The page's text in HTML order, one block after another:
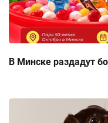
В Минске раздадут